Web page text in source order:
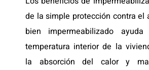
de la simple protección contra el
bien impermeabilizado
temperatura interior de la
la absorción del calor y